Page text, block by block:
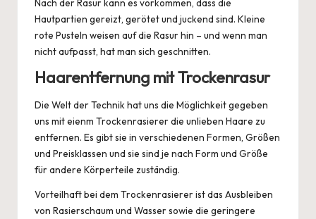
Nach der Rasur kann es vorkommen, dass die
Hautpartien gereizt, gerötet und juckend sind. Kleine
rote Pusteln weisen auf die Rasur hin – und wenn man
nicht aufpasst, hat man sich geschnitten.
Haarentfernung mit Trockenrasur
Die Welt der Technik hat uns die Möglichkeit gegeben
uns mit eienm Trockenrasierer die unlieben Haare zu
entfernen. Es gibt sie in verschiedenen Formen, Größen
und Preisklassen und sie sind je nach Form und Größe
für andere Körperteile zuständig.
Vorteilhaft bei dem Trockenrasierer ist das Ausbleiben
von Rasierschaum und Wasser sowie die geringere